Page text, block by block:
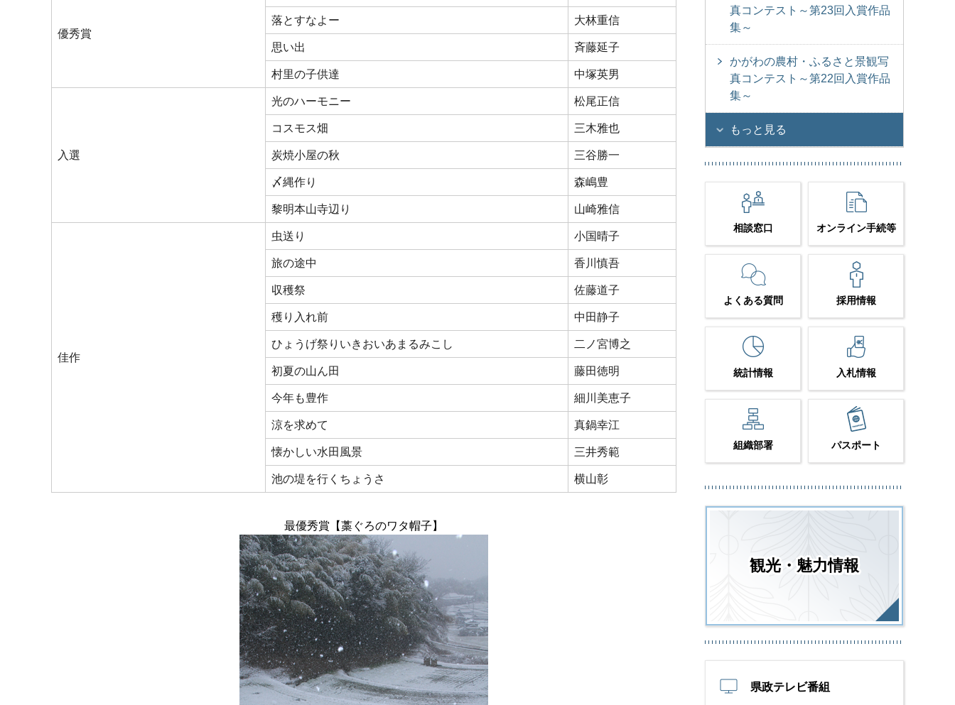
優秀賞
落とすなよー 大林重信
思い出 斉藤延子
村里の子供達 中塚英男
入選
光のハーモニー 松尾正信
コスモス畑 三木雅也
炭焼小屋の秋 三谷勝一
〆縄作り 森嶋豊
黎明本山寺辺り 山崎雅信
佳作
虫送り 小国晴子
旅の途中 香川慎吾
収穫祭 佐藤道子
穫り入れ前 中田静子
ひょうげ祭りいきおいあまるみこし 二ノ宮博之
初夏の山ん田 藤田徳明
今年も豊作 細川美恵子
涼を求めて 真鍋幸江
懐かしい水田風景 三井秀範
池の堤を行くちょうさ 横山彰
最優秀賞【藁ぐろのワタ帽子】
真コンテスト～第23回入賞作品
集～
かがわの農村・ふるさと景観写
真コンテスト～第22回入賞作品
集～
もっと見る
相談窓口 オンライン手続等
よくある質問 採用情報
統計情報 入札情報
組織部署 パスポート
観光・魅力情報
県政テレビ番組